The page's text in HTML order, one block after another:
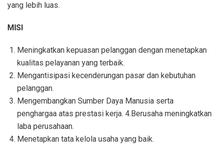
yang lebih luas.
MISI
Meningkatkan kepuasan pelanggan dengan menetapkan
kualitas pelayanan yang terbaik.
Mengantisipasi kecenderungan pasar dan kebutuhan
pelanggan.
Mengembangkan Sumber Daya Manusia serta
penghargaa atas prestasi kerja. 4.Berusaha meningkatkan
laba perusahaan.
Menetapkan tata kelola usaha yang baik.